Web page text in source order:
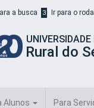
a busca 3 Ir para o
UNIVERSIDADE
Rural do
Alunos Para